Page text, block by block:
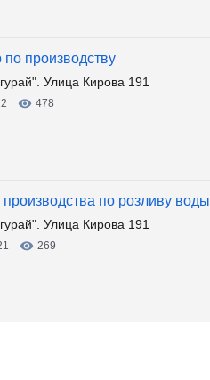
по производству
Улица Кирова 191
478
производства по розливу воды
Улица Кирова 191
269